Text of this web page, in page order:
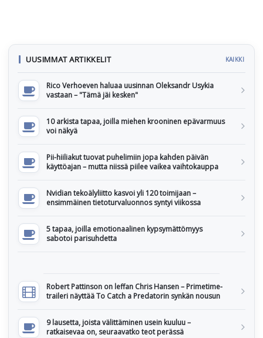
UUSIMMAT ARTIKKELIT KAIKKI
Rico Verhoeven haluaa uusinnan Oleksandr Usykia
vastaan – "Tämä jäi kesken"
10 arkista tapaa, joilla miehen krooninen epävarmuus
voi näkyä
Pii-hiiliakut tuovat puhelimiin jopa kahden päivän
käyttöajan – mutta niissä piilee vaikea vaihtokauppa
Nvidian tekoälyliitto kasvoi yli 120 toimijaan –
ensimmäinen tietoturvaluonnos syntyi viikossa
5 tapaa, joilla emotionaalinen kypsymättömyys
sabotoi parisuhdetta
Robert Pattinson on leffan Chris Hansen – Primetime-
traileri näyttää To Catch a Predatorin synkän nousun
9 lausetta, joista välittäminen usein kuuluu –
ratkaisevaa on, seuraavatko teot perässä